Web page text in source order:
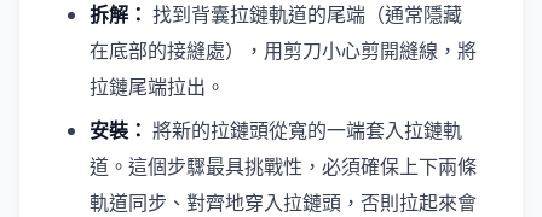
拆解： 找到背囊拉鏈軌道的尾端（通常隱藏
在底部的接縫處），用剪刀小心剪開縫線，將
拉鏈尾端拉出。
安裝： 將新的拉鏈頭從寬的一端套入拉鏈軌
道。這個步驟最具挑戰性，必須確保上下兩條
軌道同步、對齊地穿入拉鏈頭，否則拉起來會